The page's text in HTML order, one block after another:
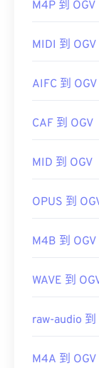
如何開
VLC 媒體播放
OGV 可以在
DirectShow
開發者：
https://
M4P 到 OGV
MIDI 到 OGV
AIFC 到 OGV
CAF 到 OGV
MID 到 OGV
OPUS 到
M4B 到 OGV
WAVE 到
raw-audio 到
M4A 到 OGV